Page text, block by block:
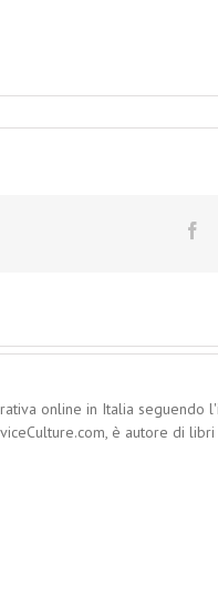
online in Italia
è autore di